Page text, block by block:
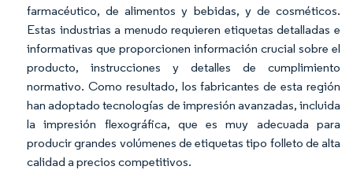
farmacéutico, de alimentos y bebidas, y de cosméticos.
Estas industrias a menudo requieren etiquetas detalladas e
informativas que proporcionen información crucial sobre el
producto, instrucciones y detalles de cumplimiento
normativo. Como resultado, los fabricantes de esta región
han adoptado tecnologías de impresión avanzadas, incluida
la impresión flexográfica, que es muy adecuada para
producir grandes volúmenes de etiquetas tipo folleto de alta
calidad a precios competitivos.